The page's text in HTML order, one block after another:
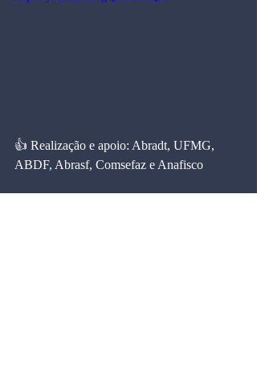
👍 Realização e apoio: Abradt, UFMG,
ABDF, Abrasf, Comsefaz e Anafisco